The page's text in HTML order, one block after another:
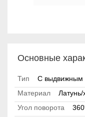
Основные
Тип
С выдвижным
Материал
Угол поворота